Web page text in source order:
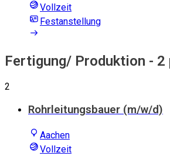
Vollzeit
Festanstellung
Fertigung/ Produktion - 2
2
Rohrleitungsbauer (m/w/d)
Aachen
Vollzeit